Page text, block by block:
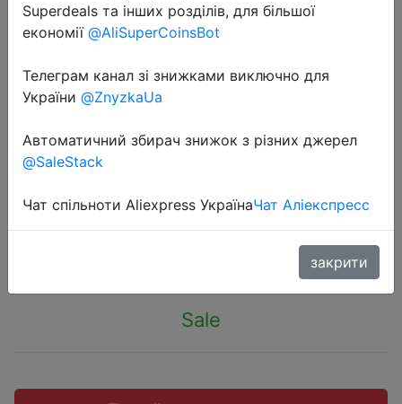
2022-07-19
Телефон POCO C40, 32 ГБ/64 ГБ,
6,71 дюйма, двойная камера 13
Sale
Superdeals та інших розділів, для більшої
економії @AliSuperCoinsBot
Телеграм канал зі знижками виключно для
України @ZnyzkaUa
Автоматичний збирач знижок з різних джерел
@SaleStack
Чат спільноти Aliexpress УкраїнаЧат Аліекспресс
закрити